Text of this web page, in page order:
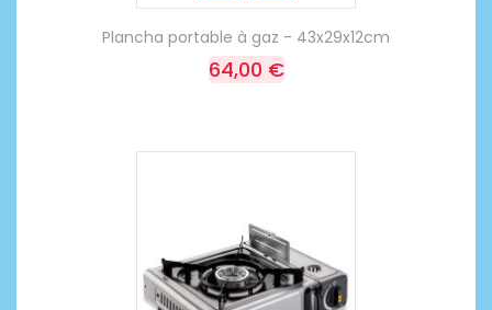
Plancha portable à gaz - 43x29x12cm
64,00 €